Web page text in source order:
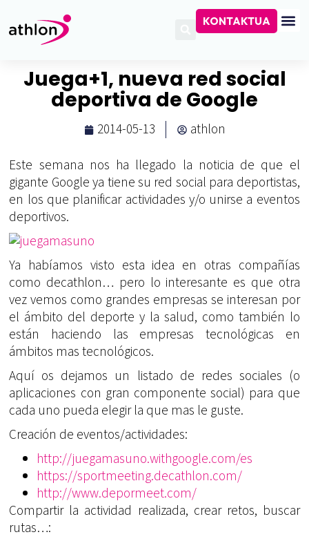
KONTAKTUA
Juega+1, nueva red social
deportiva de Google
2014-05-13
athlon
Este semana nos ha llegado la noticia de que el
gigante Google ya tiene su red social para deportistas,
en los que planificar actividades y/o unirse a eventos
deportivos.
Ya habíamos visto esta idea en otras compañías
como decathlon… pero lo interesante es que otra
vez vemos como grandes empresas se interesan por
el ámbito del deporte y la salud, como también lo
están haciendo las empresas tecnológicas en
ámbitos mas tecnológicos.
Aquí os dejamos un listado de redes sociales (o
aplicaciones con gran componente social) para que
cada uno pueda elegir la que mas le guste.
Creación de eventos/actividades:
http://juegamasuno.withgoogle.com/es
https://sportmeeting.decathlon.com/
http://www.depormeet.com/
Compartir la actividad realizada, crear retos, buscar
rutas…: